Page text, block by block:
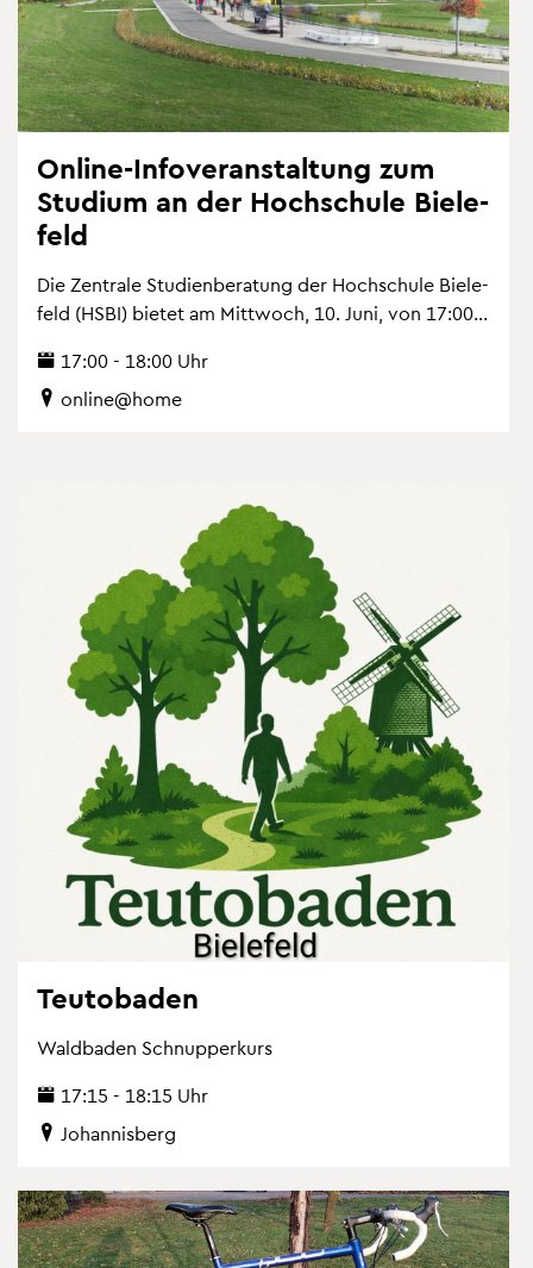
On­line-In­fo­ver­an­stal­tung zum
Stu­di­um an der Hoch­schu­le Bie­le­
feld
Die Zen­tra­le Stu­di­en­be­ra­tung der Hoch­schu­le Bie­le­
feld (HSBI) bie­tet am Mitt­woch, 10. Juni, von 17:00...
17:00 - 18:00 Uhr
on­line@home
Teu­to­ba­den
Wald­ba­den Schnup­per­kurs
17:15 - 18:15 Uhr
Jo­han­nis­berg